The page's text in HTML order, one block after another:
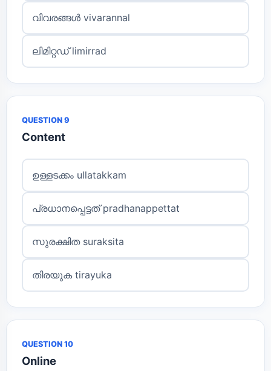
വിവരങ്ങൾ vivarannal
ലിമിറ്റഡ് limirrad
QUESTION 9
Content
ഉള്ളടക്കം ullatakkam
പ്രധാനപ്പെട്ടത് pradhanappettat
സുരക്ഷിത suraksita
തിരയുക tirayuka
QUESTION 10
Online